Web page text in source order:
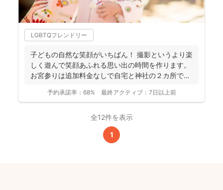
LGBTQフレンドリー
子どもの自然な笑顔がいちばん！ 撮影というより楽
しく遊んで笑顔あふれる思い出の時間を作ります。
お宮参りは追加料金なしで自宅と神社の２カ所で撮
予約承諾率： 68% 最終アクティブ： 7日以上前
全12件を表示
1